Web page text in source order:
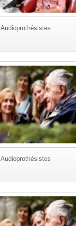
Audioprothésistes
Audioprothésistes